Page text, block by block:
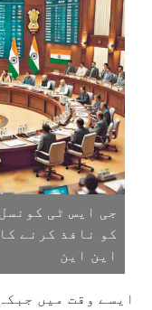
جی ایس ٹی
کو نافذ کرنے
این این